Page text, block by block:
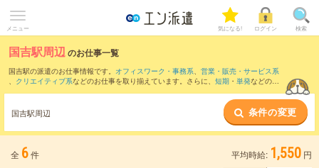
メニュー 気になる! ログイン 検索
国吉駅周辺のお仕事一覧
国吉駅の派遣のお仕事情報です。 オフィスワーク・事務系、 営業・販売・サービス系
、 クリエイティブ系などのお仕事を取り揃えています。さらに、 短期 ・ 単発などの期
また、上総中川駅
など近隣駅のお仕事も
ご確認いただけます。
国吉駅周辺 条件の変更
全 6件 平均時給: 1,550 円